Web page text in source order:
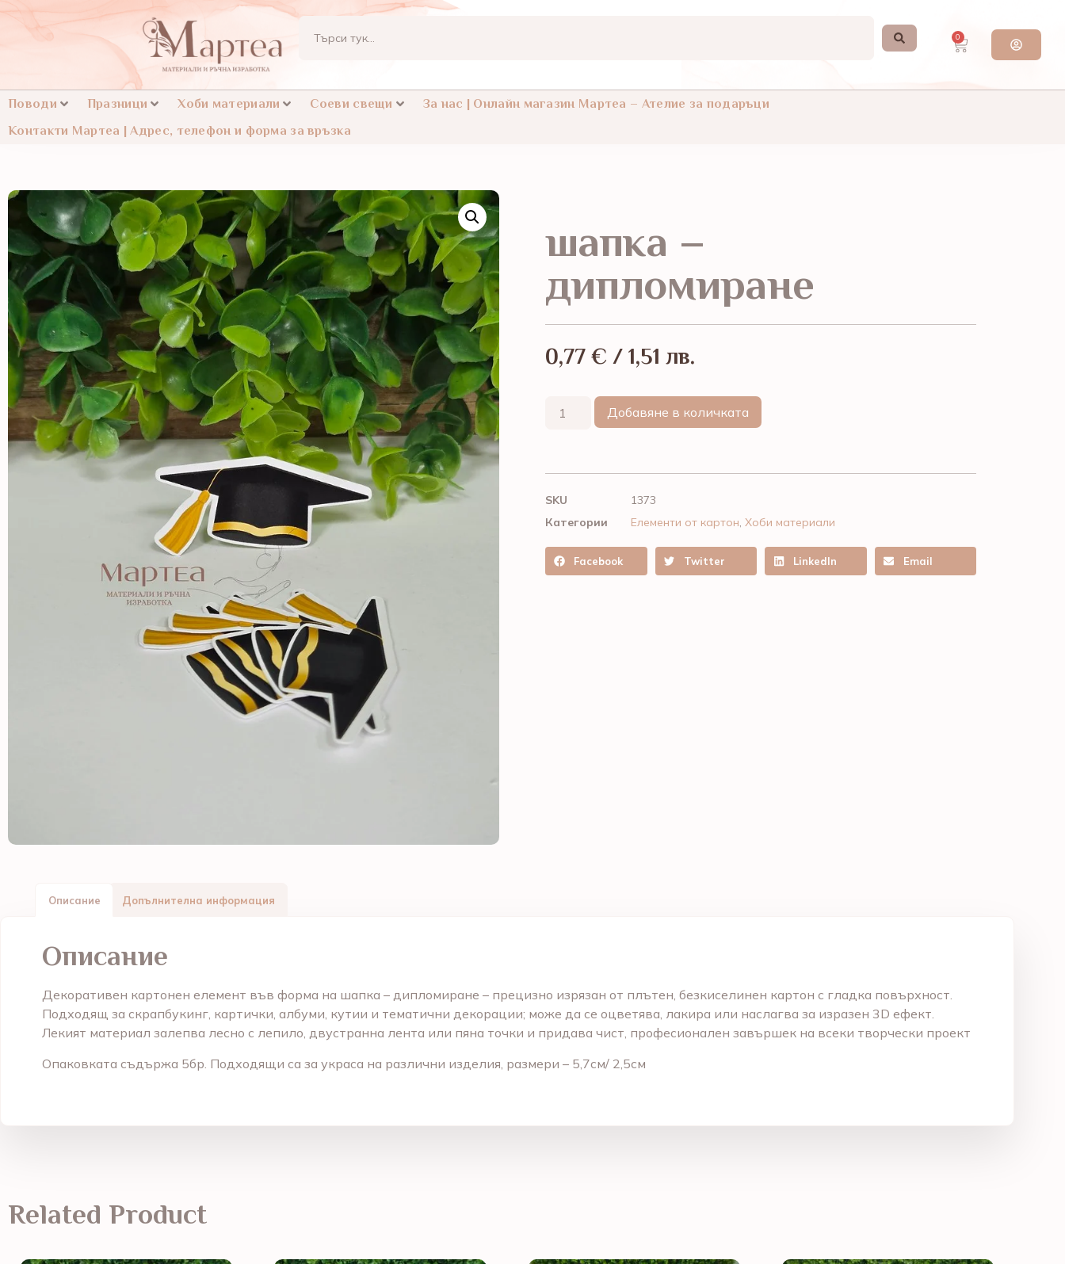
0
Поводи Празници Хоби материали Соеви свещи
За нас | Онлайн магазин Мартеа – Ателие за подаръци
Контакти Мартеа | Адрес, телефон и форма за връзка
шапка –
дипломиране
0,77 € / 1,51 лв.
Добавяне в количката
SKU
1373
Категории
Елементи от картон, Хоби материали
Facebook Twitter LinkedIn Email
Описание Допълнителна информация
Описание
Декоративен картонен елемент във форма на шапка – дипломиране – прецизно изрязан от плътен, безкиселинен картон с гладка повърхност.
Подходящ за скрапбукинг, картички, албуми, кутии и тематични декорации; може да се оцветява, лакира или наслагва за изразен 3D ефект.
Лекият материал залепва лесно с лепило, двустранна лента или пяна точки и придава чист, професионален завършек на всеки творчески проект
Опаковката съдържа 5бр. Подходящи са за украса на различни изделия, размери – 5,7см/ 2,5см
Related Product